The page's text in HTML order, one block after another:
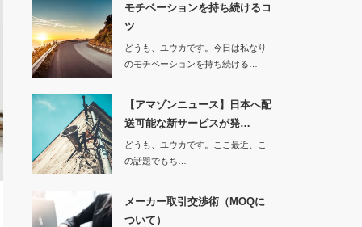
モチベーションを持ち続けるコ
ツ
どうも、ユウカです。今日は私なり
のモチベーションを持ち続ける…
【アマゾンニュース】日本へ配
送可能な新サービスが発…
どうも、ユウカです。ここ最近、こ
の話題でもち…
メーカー取引交渉術（MOQに
ついて）